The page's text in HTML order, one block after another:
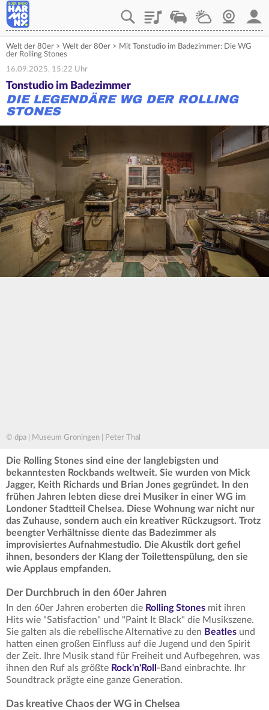
PlaylistVerkehrWetterWebcam
Welt der 80er > Welt der 80er > Mit Tonstudio im Badezimmer: Die WG
der Rolling Stones
16.09.2025, 15:22 Uhr
Tonstudio im Badezimmer
DIE LEGENDÄRE WG DER ROLLING
STONES
© dpa | Museum Groningen | Peter Thal
Die Rolling Stones sind eine der langlebigsten und
bekanntesten Rockbands weltweit. Sie wurden von Mick
Jagger, Keith Richards und Brian Jones gegründet. In den
frühen Jahren lebten diese drei Musiker in einer WG im
Londoner Stadtteil Chelsea. Diese Wohnung war nicht nur
das Zuhause, sondern auch ein kreativer Rückzugsort. Trotz
beengter Verhältnisse diente das Badezimmer als
improvisiertes Aufnahmestudio. Die Akustik dort gefiel
ihnen, besonders der Klang der Toilettenspülung, den sie
wie Applaus empfanden.
Der Durchbruch in den 60er Jahren
In den 60er Jahren eroberten die Rolling Stones mit ihren
Hits wie "Satisfaction" und "Paint It Black" die Musikszene.
Sie galten als die rebellische Alternative zu den Beatles und
hatten einen großen Einfluss auf die Jugend und den Spirit
der Zeit. Ihre Musik stand für Freiheit und Aufbegehren, was
ihnen den Ruf als größte Rock'n'Roll -Band einbrachte. Ihr
Soundtrack prägte eine ganze Generation.
Das kreative Chaos der WG in Chelsea